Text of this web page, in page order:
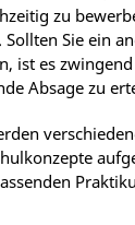
zu
Sollten Sie ein
ist es
Absage zu